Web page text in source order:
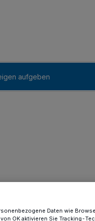
aufgeben
Daten wie
OK aktivieren Sie Tracking-